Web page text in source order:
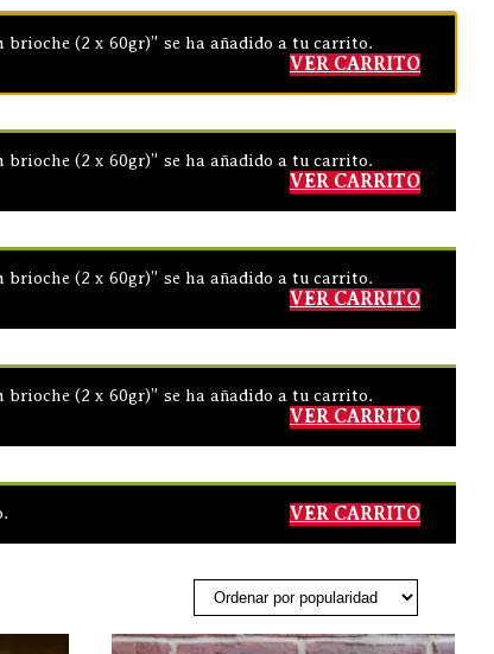
brioche (2 x 60gr)” se ha añadido a tu carrito.
VER CARRITO
brioche (2 x 60gr)” se ha añadido a tu carrito.
VER CARRITO
brioche (2 x 60gr)” se ha añadido a tu carrito.
VER CARRITO
brioche (2 x 60gr)” se ha añadido a tu carrito.
VER CARRITO
VER CARRITO